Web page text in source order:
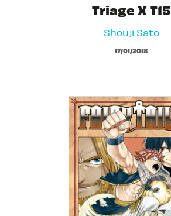
Triage X T15
Shouji Sato
17/01/2018